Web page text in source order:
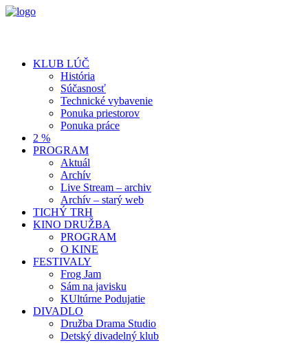
KLUB LÚČ
História
Súčasnosť
Technické vybavenie
Ponuka priestorov
Ponuka práce
2 %
PROGRAM
Aktuál
Archív
Live Stream – archiv
Archív – starý web
TICHÝ TRH
KINO DRUŽBA
PROGRAM
O KINE
FESTIVALY
Frog Jam
Sám na javisku
KUltúrne Podujatie
DIVADLO
Družba Drama Studio
Detský divadelný klub